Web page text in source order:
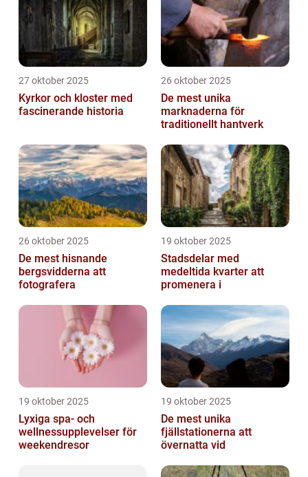
27 oktober 2025
Kyrkor och kloster med
fascinerande historia
26 oktober 2025
De mest unika
marknaderna för
traditionellt hantverk
26 oktober 2025
De mest hisnande
bergsvidderna att
fotografera
19 oktober 2025
Stadsdelar med
medeltida kvarter att
promenera i
19 oktober 2025
Lyxiga spa- och
wellnessupplevelser för
weekendresor
19 oktober 2025
De mest unika
fjällstationerna att
övernatta vid